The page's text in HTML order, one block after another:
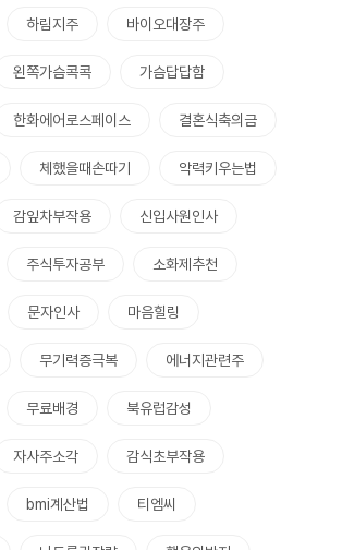
하림지주 바이오대장주
왼쪽가슴콕콕 가슴답답함
한화에어로스페이스 결혼식축의금
체했을때손따기 악력키우는법
감잎차부작용 신입사원인사
주식투자공부 소화제추천
문자인사 마음힐링
무기력증극복 에너지관련주
무료배경 북유럽감성
자사주소각 감식초부작용
bmi계산법 티엠씨